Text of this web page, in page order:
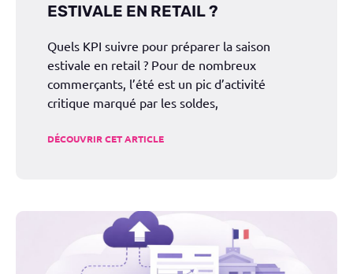
ESTIVALE EN RETAIL ?
Quels KPI suivre pour préparer la saison
estivale en retail ? Pour de nombreux
commerçants, l’été est un pic d’activité
critique marqué par les soldes,
DÉCOUVRIR CET ARTICLE